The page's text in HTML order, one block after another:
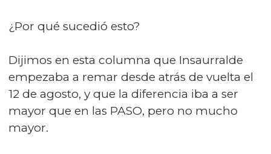
¿Por qué sucedió esto?
Dijimos en esta columna que Insaurralde
empezaba a remar desde atrás de vuelta el
12 de agosto, y que la diferencia iba a ser
mayor que en las PASO, pero no mucho
mayor.